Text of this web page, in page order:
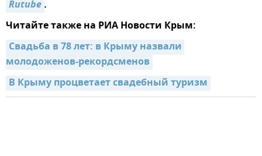
Rutube.
Читайте также на РИА Новости Крым:
Свадьба в 78 лет: в Крыму назвали
молодоженов-рекордсменов
В Крыму процветает свадебный туризм